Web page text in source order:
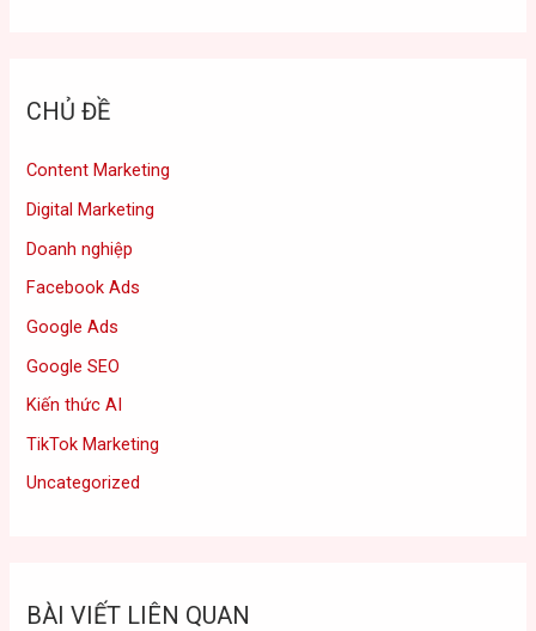
CHỦ ĐỀ
Content Marketing
Digital Marketing
Doanh nghiệp
Facebook Ads
Google Ads
Google SEO
Kiến thức AI
TikTok Marketing
Uncategorized
BÀI VIẾT LIÊN QUAN